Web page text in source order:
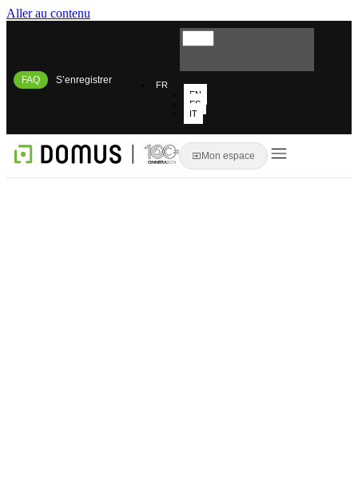
Aller au contenu
FAQ S’enregistrer
FR
EN
ES
IT
Mon espace